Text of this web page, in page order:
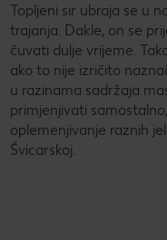
Topljeni sir ubraja se u
trajanja. Dakle, on se
čuvati dulje vrijeme.
ako to nije izričito
u razinama sadržaja
primjenjivati
oplemenjivanje raznih
Švicarskoj.